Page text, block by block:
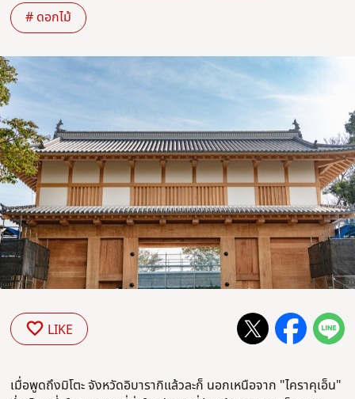
# ดอกไม้
LIKE
เมื่อพูดถึงมิโตะ จังหวัดอิบารากิแล้วละก็ นอกเหนือจาก "ไคราคุเอ็น"